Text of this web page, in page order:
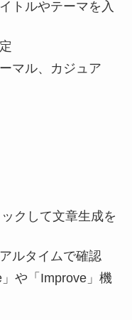
トルやテーマを入
マル、カジュア
クして文章生成を
ルタイムで確認
や「Improve」機